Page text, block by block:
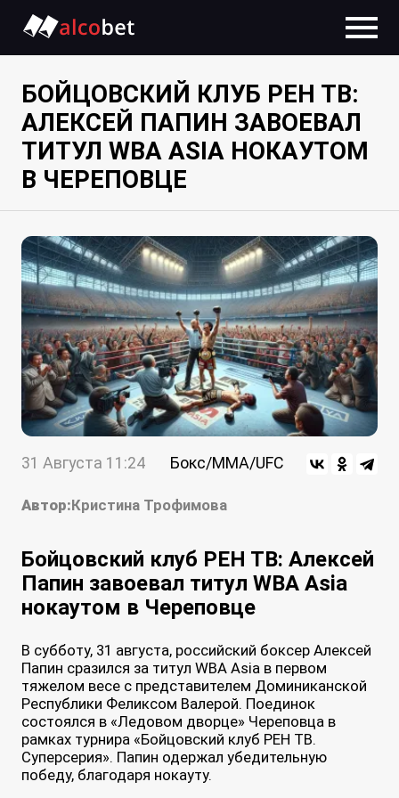
БОЙЦОВСКИЙ КЛУБ РЕН ТВ:
АЛЕКСЕЙ ПАПИН ЗАВОЕВАЛ
ТИТУЛ WBA ASIA НОКАУТОМ
В ЧЕРЕПОВЦЕ
31 Августа 11:24 Бокс/MMA/UFC
Автор:Кристина Трофимова
Бойцовский клуб РЕН ТВ: Алексей
Папин завоевал титул WBA Asia
нокаутом в Череповце
В субботу, 31 августа, российский боксер Алексей
Папин сразился за титул WBA Asia в первом
тяжелом весе с представителем Доминиканской
Республики Феликсом Валерой. Поединок
состоялся в «Ледовом дворце» Череповца в
рамках турнира «Бойцовский клуб РЕН ТВ.
Суперсерия». Папин одержал убедительную
победу, благодаря нокауту.